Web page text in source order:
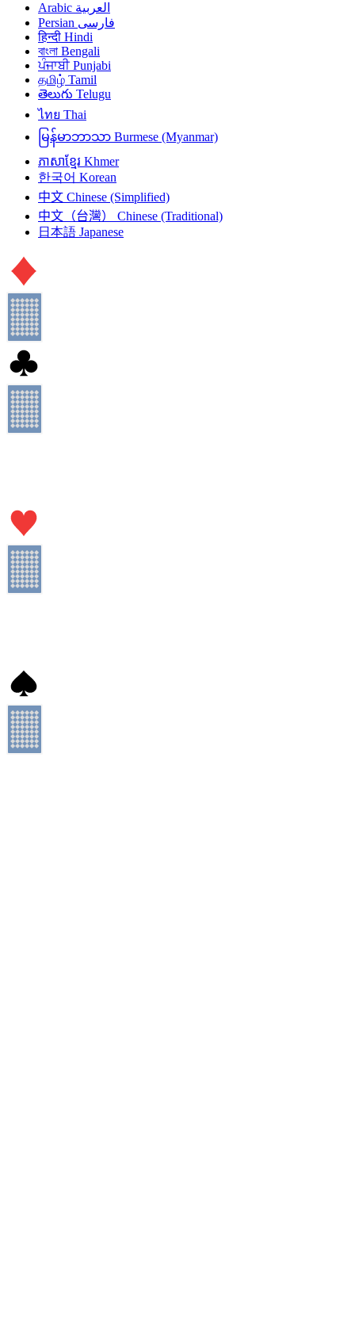
العربية Arabic
فارسی Persian
हिन्दी Hindi
বাংলা Bengali
ਪੰਜਾਬੀ Punjabi
தமிழ் Tamil
తెలుగు Telugu
ไทย Thai
မြန်မာဘာသာ Burmese (Myanmar)
ភាសាខ្មែរ Khmer
한국어 Korean
中文 Chinese (Simplified)
中文（台灣）
Chinese (Traditional)
日本語 Japanese